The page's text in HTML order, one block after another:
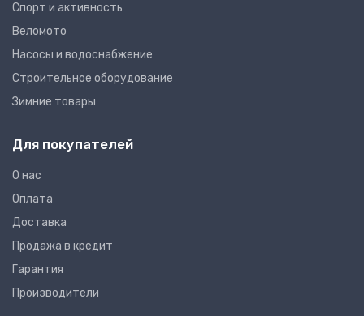
Спорт и активность
Веломото
Насосы и водоснабжение
Строительное оборудование
Зимние товары
Для покупателей
О нас
Оплата
Доставка
Продажа в кредит
Гарантия
Производители